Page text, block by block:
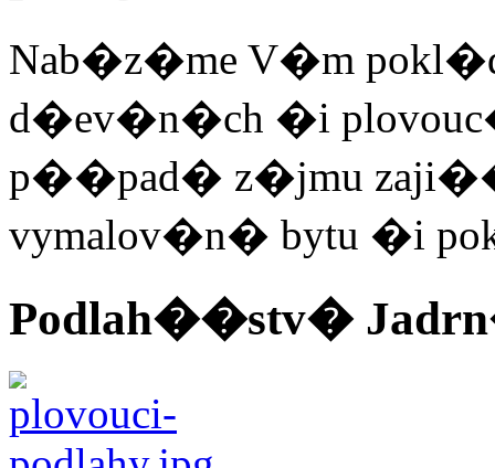
Nab�z�me V�m
d�ev�n�ch �i
p��pad� z�jmu
vymalov�n� bytu �i
Podlah��stv�